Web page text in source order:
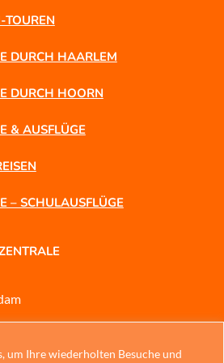
um Ihre wiederholten Besuche und
DURCH HAARLEM
DURCH HOORN
& AUSFLÜGE
– SCHULAUSFLÜGE